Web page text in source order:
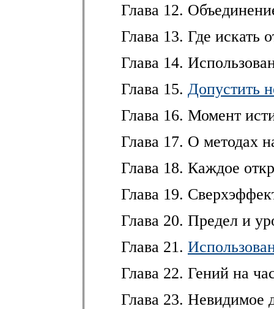
Глава 12.
Глава 13. Где искать
Глава 14.
Глава 15. Допустить
Глава 16. Момент
Глава 17. О методах
Глава 18. Каждое
Глава 19.
Глава 20. Предел и
Глава 21.
Глава 22. Гений на
Глава 23. Невидимое